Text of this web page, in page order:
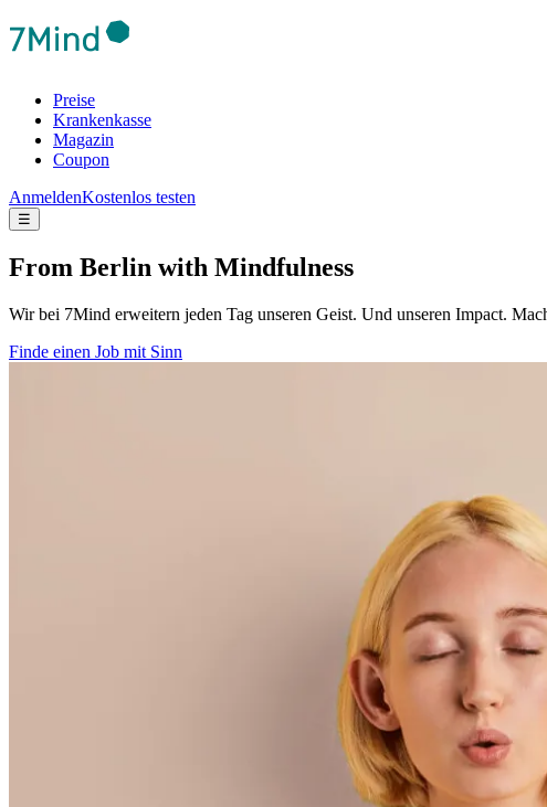
Preise
Krankenkasse
Magazin
Coupon
AnmeldenKostenlos testen
☰
From Berlin with Mindfulness
Wir bei 7Mind erweitern jeden Tag unseren Geist. Und unseren Impact.
Finde einen Job mit Sinn